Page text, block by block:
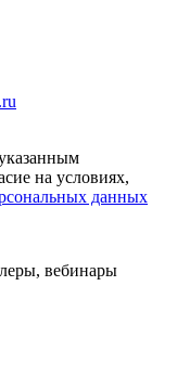
на условиях,
данных
вебинары